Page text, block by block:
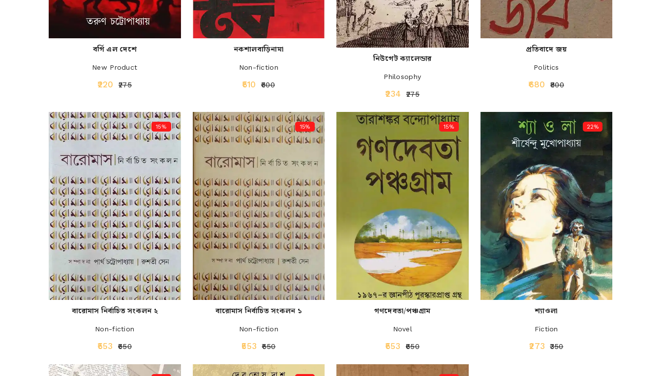
বর্গি এল দেশে
New Product
₹220 ₹275
নকশালবাড়িনামা
Non-fiction
₹510 ₹600
নিউগেট ক্যালেন্ডার
Philosophy
₹234 ₹275
প্রতিবাদে জয়
Politics
₹680 ₹800
15%
বারোমাস নির্বাচিত সংকলন ২
Non-fiction
₹553 ₹650
15%
বারোমাস নির্বাচিত সংকলন ১
Non-fiction
₹553 ₹650
15%
গণদেবতা/পঞ্চগ্রাম
Novel
₹553 ₹650
22%
শ্যাওলা
Fiction
₹273 ₹350